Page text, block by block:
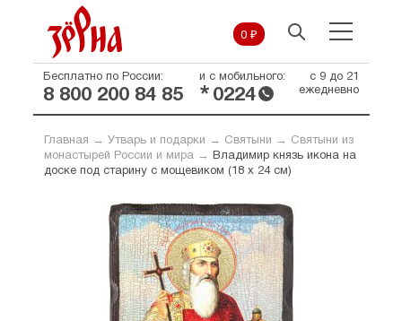
0 ₽
Бесплатно по России:
8 800 200 84 85
и с мобильного:
* 0224
с 9 до 21
ежедневно
Главная → Утварь и подарки → Святыни →
Святыни из
монастырей России и мира→
Владимир князь икона на
доске под старину с мощевиком (18 х 24 см)